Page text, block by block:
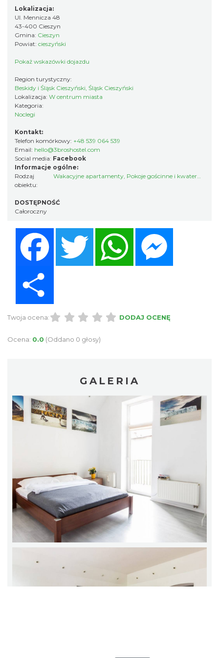
Lokalizacja:
Ul. Mennicza 48
43-400 Cieszyn
Gmina: Cieszyn
Powiat: cieszyński
Pokaż wskazówki dojazdu
Region turystyczny:
Beskidy i Śląsk Cieszyński, Śląsk Cieszyński
Lokalizacja: W centrum miasta
Kategoria:
Noclegi
Kontakt:
Telefon komórkowy: +48 539 064 539
Email: hello@3broshostel.com
Social media: Facebook
Informacje ogólne:
Rodzaj
obiektu:
Wakacyjne apartamenty Pokoje gościnne i kwatery prywatne
DOSTĘPNOŚĆ
Całoroczny
Twitter
Twoja ocena: DODAJ OCENĘ
Ocena: 0.0 (Oddano 0 głosy)
GALERIA